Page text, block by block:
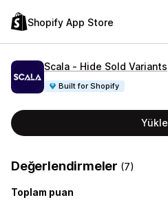
Shopify App Store
Scala ‑ Hide Sold Variants
Built for Shopify
Yükle
Değerlendirmeler (7)
Toplam puan